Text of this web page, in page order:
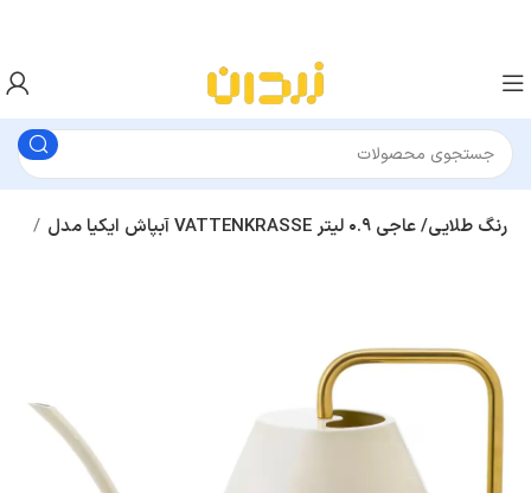
آبپاش ایکیا مدل VATTENKRASSE رنگ طلایی/ عاجی ۰.۹ لیتر